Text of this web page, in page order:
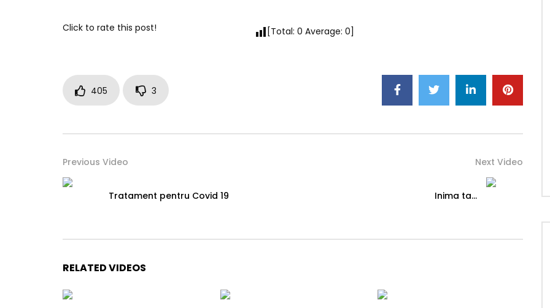
Click to rate this post! [Total: 0 Average: 0]
405 3
Previous Video
Tratament pentru Covid 19
Next Video
Inima ta…
RELATED VIDEOS